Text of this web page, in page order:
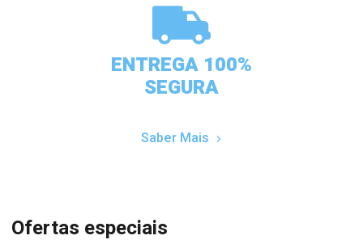
ENTREGA 100%
SEGURA
Saber Mais
Ofertas especiais